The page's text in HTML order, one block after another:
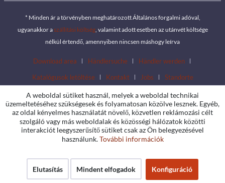
* Minden ár a törvényben meghatározott Általános forgalmi adóval,
ugyanakkor aszállítási költség, valamint adott esetben az utánvét költsége
nélkül értendő, amennyiben nincsen máshogy leírva
Download area Händlersuche
Händler werden
Katalógusok letöltése
Kontakt Jobs Standorte
A weboldal sütiket használ, melyek a weboldal technikai
üzemeltetéséhez szükségesek és folyamatosan közölve lesznek. Egyéb,
az oldal kényelmes használatát növelő, közvetlen reklámozási célt
szolgáló vagy más weboldalak és közösségi hálózatok közötti
interakciót leegyszerűsítő sütiket csak az Ön belegyezésével
használunk.További információk
Elutasítás Mindent elfogadok Konfiguráció